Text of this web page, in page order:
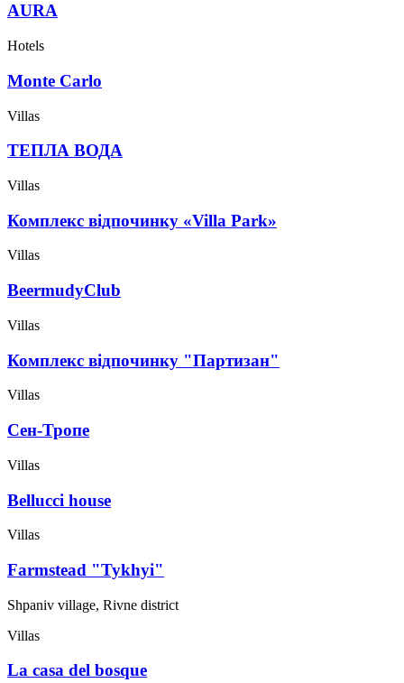
AURA
Hotels
Monte Carlo
Villas
ТЕПЛА ВОДА
Villas
Комплекс відпочинку «Villa Park»
Villas
BeermudyClub
Villas
Комплекс відпочинку "Партизан"
Villas
Сен-Тропе
Villas
Bellucci house
Villas
Farmstead "Tykhyi"
Shpaniv village, Rivne district
Villas
La casa del bosque